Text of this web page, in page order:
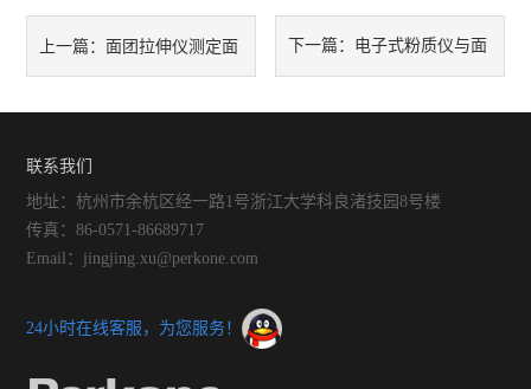
上一篇： 面团拉伸仪测定面 下一篇： 电子式粉质仪与面
联系我们
地址：杭州市余杭区经一路1号浙江大学科良渚技园8号楼
传真：86-0571-86689717
Email：jingjing.xu@perkone.com
24小时在线客服，为您服务！